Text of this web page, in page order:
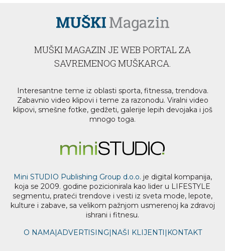
MUŠKI MAGAZIN JE WEB PORTAL ZA
SAVREMENOG MUŠKARCA.
Interesantne teme iz oblasti sporta, fitnessa, trendova.
Zabavnio video klipovi i teme za razonodu. Viralni video
klipovi, smešne fotke, gedžeti, galerije lepih devojaka i još
mnogo toga.
Mini STUDIO Publishing Group d.o.o. je digital kompanija,
koja se 2009. godine pozicionirala kao lider u LIFESTYLE
segmentu, prateći trendove i vesti iz sveta mode, lepote,
kulture i zabave, sa velikom pažnjom usmerenoj ka zdravoj
ishrani i fitnesu.
O NAMA|ADVERTISING| NAŠI KLIJENTI | KONTAKT